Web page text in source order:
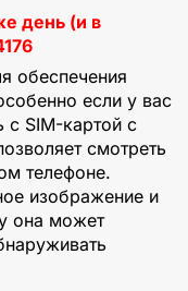
день (и в
обеспечения
если у вас
с SIM-картой с
смотреть
телефоне.
изображение и
она может